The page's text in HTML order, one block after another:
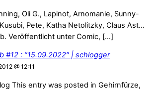
Oli G., Lapinot, Arnomanie, Sunny-
Kusubi, Pete, Katha Netolitzky, Claus Ast…
Veröffentlicht unter Comic, […]
#12 : “15.09.2022″ | schlogger
@ 12:11
This entry was posted in Gehirnfürze,